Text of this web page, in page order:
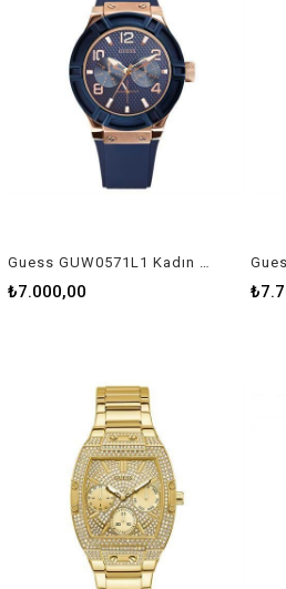
₺7.000,00